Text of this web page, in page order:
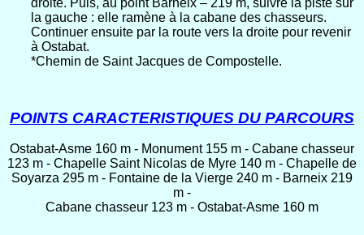
la gauche : elle ramène à la cabane des chasseurs.
Continuer ensuite par la route vers la droite pour revenir
à Ostabat.
*Chemin de Saint Jacques de Compostelle.
POINTS CARACTERISTIQUES DU PARCOURS
Ostabat-Asme 160 m - Monument 155 m - Cabane chasseur
123 m - Chapelle Saint Nicolas de Myre 140 m - Chapelle de
Soyarza 295 m - Fontaine de la Vierge 240 m - Barneix 219
m -
Cabane chasseur 123 m - Ostabat-Asme 160 m